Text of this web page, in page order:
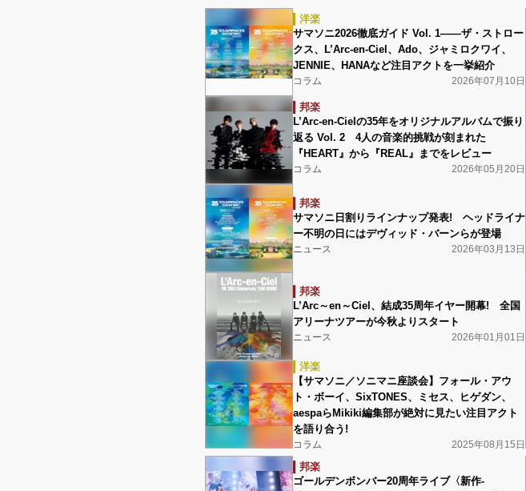
洋楽
サマソニ2026徹底ガイド Vol. 1――ザ・ストロー
クス、L’Arc-en-Ciel、Ado、ジャミロクワイ、
JENNIE、HANAなど注目アクトを一挙紹介
コラム 2026年07月10日
邦楽
L’Arc-en-Cielの35年をオリジナルアルバムで振り
返る Vol. 2 4人の音楽的挑戦が刻まれた
『HEART』から『REAL』までをレビュー
コラム 2026年05月20日
邦楽
サマソニ日割りラインナップ発表! ヘッドライナ
ー不明の日にはデヴィッド・バーンらが登場
ニュース 2026年03月13日
邦楽
L’Arc～en～Ciel、結成35周年イヤー開幕! 全国
アリーナツアーが今秋よりスタート
ニュース 2026年01月01日
洋楽
【サマソニ／ソニマニ座談会】フォール・アウ
ト・ボーイ、SixTONES、ミセス、ヒゲダン、
aespaらMikiki編集部が絶対に見たい注目アクト
を語り合う!
コラム 2025年08月15日
邦楽
ゴールデンボンバー20周年ライブ〈新作-